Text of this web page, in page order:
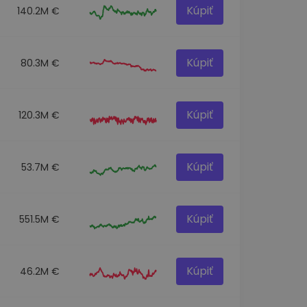
140.2M € Kúpiť
80.3M € Kúpiť
120.3M € Kúpiť
53.7M € Kúpiť
551.5M € Kúpiť
46.2M € Kúpiť